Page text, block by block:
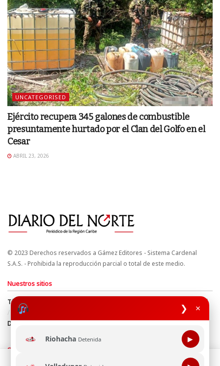
❯ ×
Riohacha Detenida ▶
UNCATEGORISED
Ejército recupera 345 galones de combustible
presuntamente hurtado por el Clan del Golfo en el
Cesar
ABRIL 23, 2026
© 2023 Derechos reservados a Gámez Editores - Sistema Cardenal
S.A.S. - Prohibida la reproducción parcial o total de este medio.
Nuestros sitios
Términos y Condiciones
Derechos de Autor y Propiedad Intelectual
Política de uso de cookies
Política de Tratamiento de Datos
Directrices Editoriales
Síguenos
Esta página web usa cookie para mejorar tu experiencia de